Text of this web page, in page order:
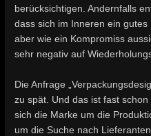
berücksichtigen. Andernfalls
dass sich im Inneren ein
aber wie ein Kompromiss
sehr negativ auf
Die Anfrage
zu spät. Und das ist fast
sich die Marke um die
um die Suche nach